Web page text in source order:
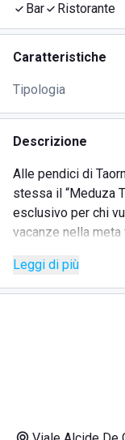
Bar Ristorante
Caratteristiche
Tipologia
Descrizione
Alle pendici di
stessa il “Meduza
esclusivo per chi
vacanze nella
HAPPY HOUR
Leggi di più